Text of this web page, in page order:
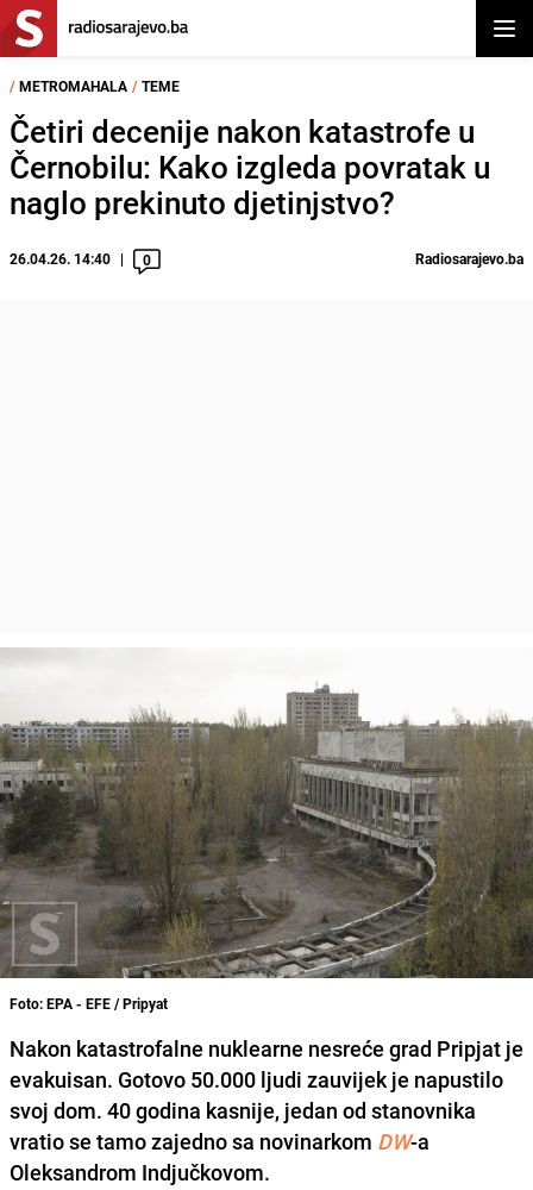
/ METROMAHALA / TEME
Četiri decenije nakon katastrofe u
Černobilu: Kako izgleda povratak u
naglo prekinuto djetinjstvo?
26.04.26. 14:40 0 Radiosarajevo.ba
Foto: EPA - EFE / Pripyat
Nakon katastrofalne nuklearne nesreće grad Pripjat je
evakuisan. Gotovo 50.000 ljudi zauvijek je napustilo
svoj dom. 40 godina kasnije, jedan od stanovnika
vratio se tamo zajedno sa novinarkom DW-a
Oleksandrom Indjučkovom.